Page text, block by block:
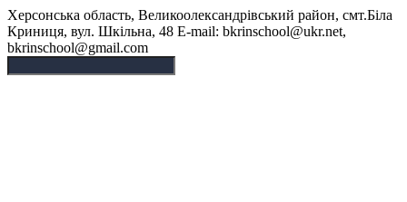
Перейти
до
вмісту
Херсонська область, Великоолександрівський район, смт.Біла
Криниця, вул. Шкільна, 48 E-mail: bkrinschool@ukr.net,
bkrinschool@gmail.com